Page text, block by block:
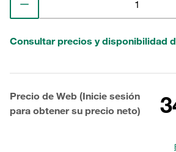
Consultar precios y disponibilidad
Precio de Web (Inicie sesión
para obtener su precio neto)